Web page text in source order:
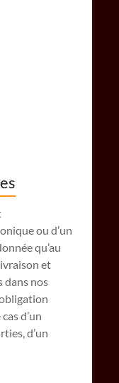
ou d’un
qu’au
et
dans nos
d’un
d’un